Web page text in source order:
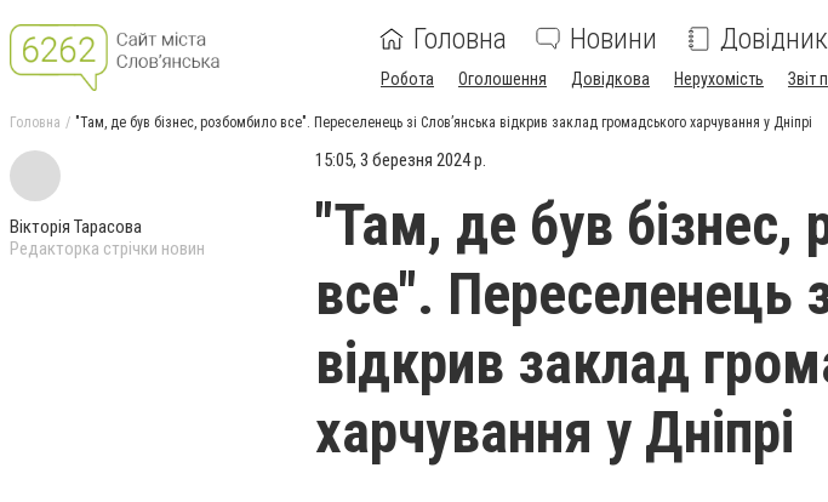
Головна Новини Довідник
Робота Оголошення Довідкова Нерухомість Звіт
Головна "Там, де був бізнес, розбомбило все". Переселенець зі Слов’янська відкрив заклад громадського харчування у Дніпрі
Вікторія Тарасова
Редакторка стрічки новин
15:05, 3 березня 2024 р.
"Там, де був бізнес,
все". Переселенець
відкрив заклад
харчування у Дніпрі